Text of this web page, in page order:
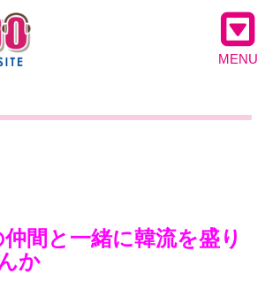
MENU
間と一緒に韓流を盛り
か